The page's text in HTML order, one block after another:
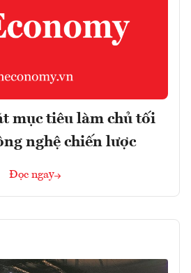
mục tiêu làm chủ tối
nghệ chiến lược
Đọc ngay